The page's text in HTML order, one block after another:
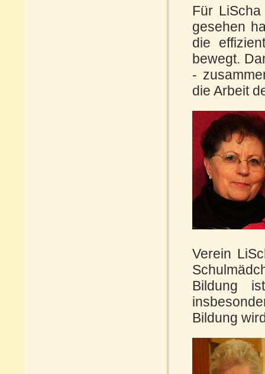
Für
gesehen
die
bewegt.
-
die Arbeit
Verein
Bildung
Bildung